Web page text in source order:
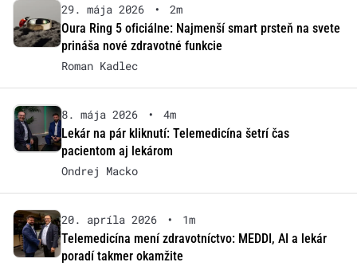
29. mája 2026 •
2m
Oura Ring 5 oficiálne: Najmenší smart prsteň na svete
prináša nové zdravotné funkcie
Roman Kadlec
8. mája 2026 •
4m
Lekár na pár kliknutí: Telemedicína šetrí čas
pacientom aj lekárom
Ondrej Macko
20. apríla 2026 •
1m
Telemedicína mení zdravotníctvo: MEDDI, AI a lekár
poradí takmer okamžite